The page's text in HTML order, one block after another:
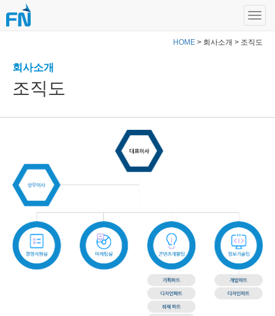
HOME > 회사소개 > 조직도
회사소개
조직도